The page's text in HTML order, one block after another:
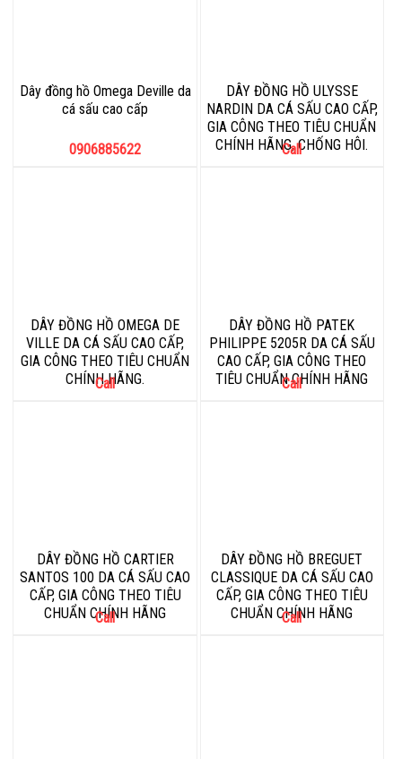
Dây đồng hồ Omega Deville da
cá sấu cao cấp
0906885622
DÂY ĐỒNG HỒ ULYSSE
NARDIN DA CÁ SẤU CAO CẤP,
GIA CÔNG THEO TIÊU CHUẨN
CHÍNH HÃNG, CHỐNG HÔI.
Call
DÂY ĐỒNG HỒ OMEGA DE
VILLE DA CÁ SẤU CAO CẤP,
GIA CÔNG THEO TIÊU CHUẨN
CHÍNH HÃNG.
Call
DÂY ĐỒNG HỒ PATEK
PHILIPPE 5205R DA CÁ SẤU
CAO CẤP, GIA CÔNG THEO
TIÊU CHUẨN CHÍNH HÃNG
Call
DÂY ĐỒNG HỒ CARTIER
SANTOS 100 DA CÁ SẤU CAO
CẤP, GIA CÔNG THEO TIÊU
CHUẨN CHÍNH HÃNG
Call
DÂY ĐỒNG HỒ BREGUET
CLASSIQUE DA CÁ SẤU CAO
CẤP, GIA CÔNG THEO TIÊU
CHUẨN CHÍNH HÃNG
Call